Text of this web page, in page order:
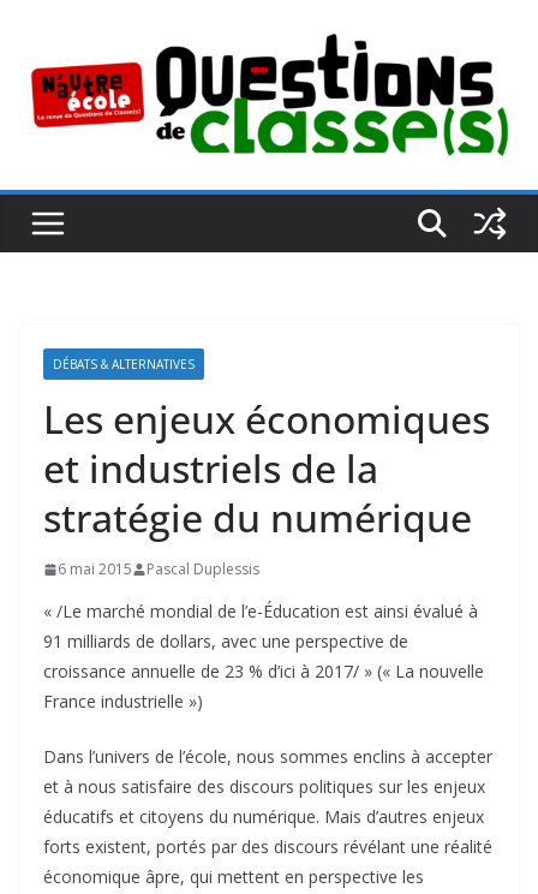
contenu
DÉBATS & ALTERNATIVES
Les enjeux économiques
et industriels de la
stratégie du numérique
6 mai 2015 Pascal Duplessis
« /Le marché mondial de l’e-Éducation est ainsi évalué à
91 milliards de dollars, avec une perspective de
croissance annuelle de 23 % d’ici à 2017/ » (« La nouvelle
France industrielle »)
Dans l’univers de l’école, nous sommes enclins à accepter
et à nous satisfaire des discours politiques sur les enjeux
éducatifs et citoyens du numérique. Mais d’autres enjeux
forts existent, portés par des discours révélant une réalité
économique âpre, qui mettent en perspective les